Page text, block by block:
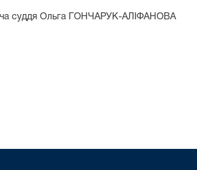
суддя Ольга ГОНЧАРУК-АЛІФАНОВА